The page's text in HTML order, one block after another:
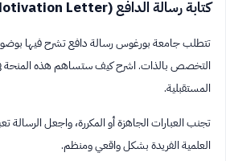
كتابة رسالة الدافع (Motivation Letter)
تتطلب جامعة بورغوس رسالة دافع تشرح فيها
التخصص بالذات. اشرح كيف ستساهم هذه المنحة
المستقبلية.
تجنب العبارات الجاهزة أو المكررة، واجعل
العلمية الفريدة بشكل واقعي ومنظم.